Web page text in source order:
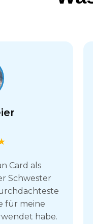
Card als
Schwester
für meine
habe.